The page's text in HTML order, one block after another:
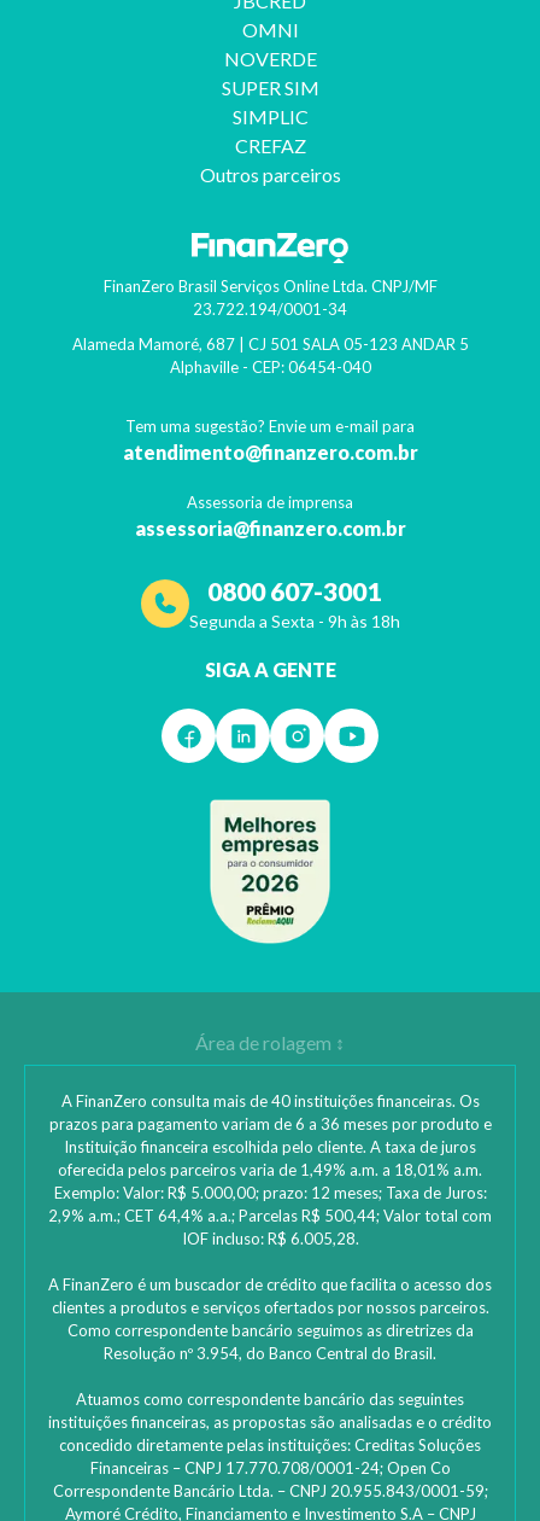
6 dicas de presentes para o Dia dos Namorados para
Dia dos Namorados: veja dicas de presentes diferentes para a data
OMNI
NOVERDE
SUPER SIM
SIMPLIC
CREFAZ
Outros parceiros
FinanZero Brasil Serviços Online Ltda. CNPJ/MF
23.722.194/0001-34
Alameda Mamoré, 687 | CJ 501 SALA 05-123 ANDAR 5
Alphaville- CEP: 06454-040
Tem uma sugestão? Envie um e-mail para
atendimento@finanzero.com.br
Assessoria de imprensa
assessoria@finanzero.com.br
0800 607-3001
Segunda a Sexta - 9h às 18h
SIGA A GENTE
A FinanZero consulta mais de 40 instituições financeiras. Os
prazos para pagamento variam de 6 a 36 meses por produto e
Instituição financeira escolhida pelo cliente. A taxa de juros
oferecida pelos parceiros varia de 1,49% a.m. a 18,01% a.m.
Exemplo: Valor: R$ 5.000,00; prazo: 12 meses; Taxa de Juros:
2,9% a.m.; CET 64,4% a.a.; Parcelas R$ 500,44; Valor total com
IOF incluso: R$ 6.005,28.
A FinanZero é um buscador de crédito que facilita o acesso dos
clientes a produtos e serviços ofertados por nossos parceiros.
Como correspondente bancário seguimos as diretrizes da
Resolução nº 3.954, do Banco Central do Brasil.
Atuamos como correspondente bancário das seguintes
instituições financeiras, as propostas são analisadas e o crédito
concedido diretamente pelas instituições: ‎Creditas Soluções
Financeiras – CNPJ 17.770.708/0001-24; Open Co
Correspondente Bancário Ltda. – CNPJ 20.955.843/0001-59;
Aymoré Crédito, Financiamento e Investimento S.A – CNPJ